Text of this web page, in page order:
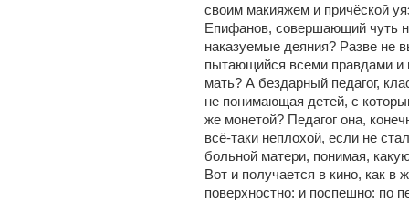
своим макияжем и причёской
Епифанов, совершающий чуть
наказуемые деяния? Разве не
пытающийся всеми правдами и
мать? А бездарный педагог,
не понимающая детей, с
же монетой? Педагог она,
всё-таки неплохой, если не
больной матери, понимая,
Вот и получается в кино, как
поверхностно: и поспешно: по